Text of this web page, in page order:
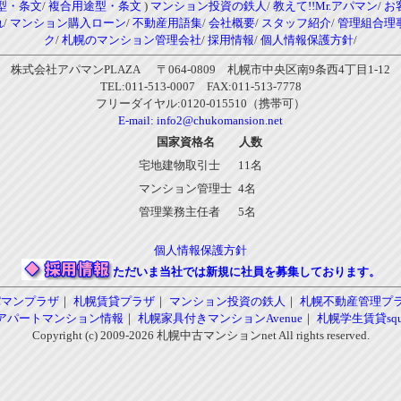
・条文/ 複合用途型・条文 ) マンション投資の鉄人/ 教えて!!Mr.アパマン/ お
/ マンション購入ローン/ 不動産用語集/ 会社概要/ スタッフ紹介/ 管理組合理
ク/ 札幌のマンション管理会社/ 採用情報/ 個人情報保護方針/
株式会社アパマンPLAZA 〒064-0809 札幌市中央区南9条西4丁目1-12
TEL:011-513-0007 FAX:011-513-7778
フリーダイヤル:0120-015510（携帯可）
E-mail: info2@chukomansion.net
国家資格名
人数
宅地建物取引士
11名
マンション管理士 4名
管理業務主任者
5名
個人情報保護方針
ただいま当社では新規に社員を募集しております。
ンプラザ｜ 札幌賃貸プラザ｜ マンション投資の鉄人 ｜ 札幌不動産管理プ
パートマンション情報 ｜ 札幌家具付きマンションAvenue｜ 札幌学生賃貸
Copyright (c) 2009-2026 札幌中古マンションnet All rights reserved.